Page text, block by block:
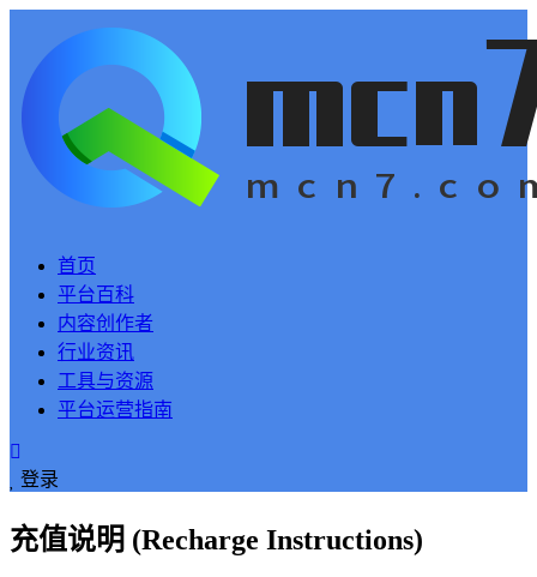
首页
平台百科
内容创作者
行业资讯
工具与资源
平台运营指南
登录
充值说明 (Recharge Instructions)